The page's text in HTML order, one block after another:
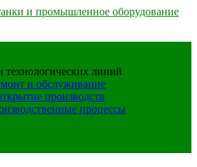
и промышленное оборудование
технологических линий
и обслуживание
производств
процессы